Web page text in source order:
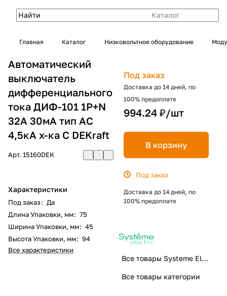
Каталог
Главная Каталог Низковольтное оборудование
Автоматический
выключатель
дифференциального
тока ДИФ-101 1P+N
32А 30мА тип AC
4,5кА х-ка С DEKraft
Арт. 15160DEK
Характеристики
Под заказ: Да
Длина Упаковки, мм: 75
Ширина Упаковки, мм: 45
Высота Упаковки, мм: 94
Все характеристики
Под заказ
Доставка до 14 дней, по
100% предоплате
994.24 ₽/шт
В корзину
Под заказ
Доставка до 14 дней, по
100% предоплате
Все товары Systeme Electric
Все товары категории